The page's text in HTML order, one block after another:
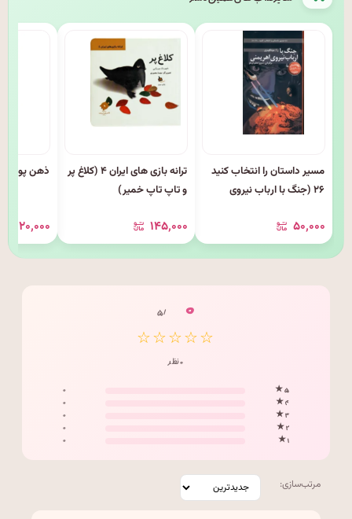
مسیر داستان را انتخاب کنید
۲۶ (جنگ با ارباب نیروی
۵۰٬۰۰۰
ترانه بازی های ایران ۴ (کلاغ پر
و تاپ تاپ خمیر)
۱۴۵٬۰۰۰
ذهن پویا
۱۲۰٬۰۰۰
۰ / ۵
☆☆☆☆☆
۰ نظر
۵ ★
۰
۴ ★
۰
۳ ★
۰
۲ ★
۰
۱ ★
۰
مرتب‌سازی: